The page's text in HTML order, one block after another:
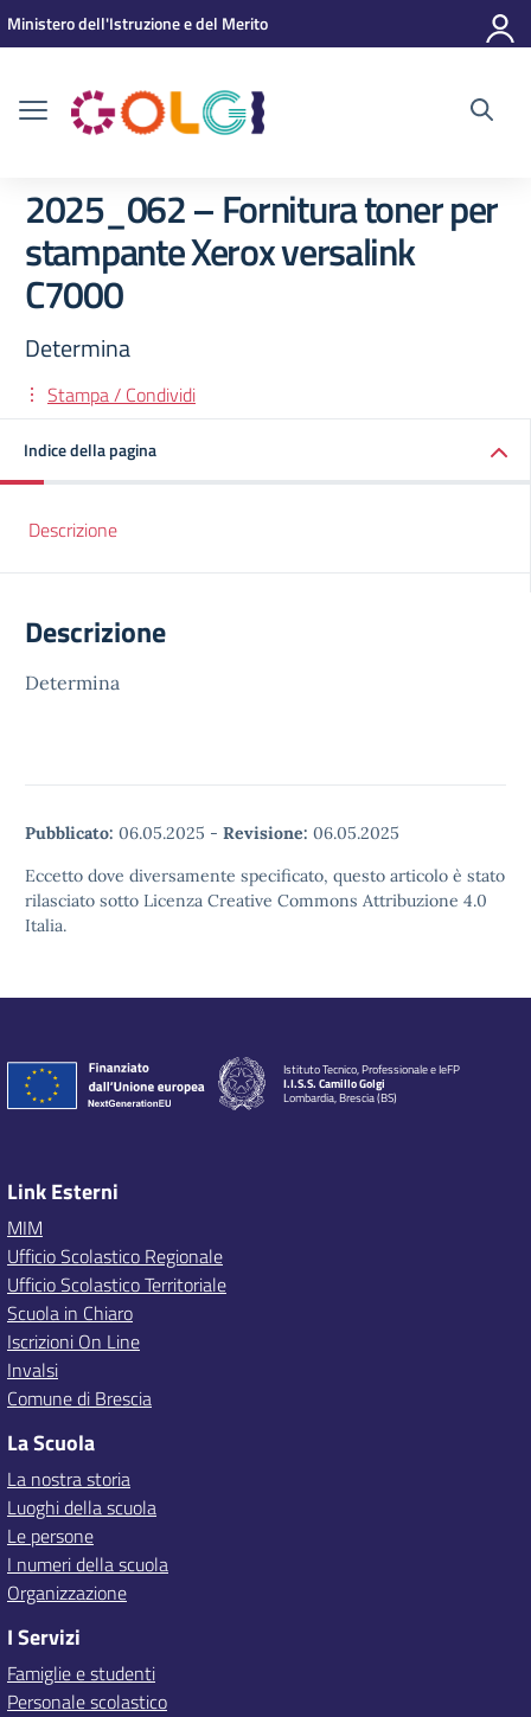
Vai ai contenuti
Vai al menu di navigazione
Vai al footer
Ministero dell'Istruzione e del Merito
2025_062 – Fornitura toner per
stampante Xerox versalink
C7000
Determina
Stampa / Condividi
Indice della pagina
Descrizione
Descrizione
Determina
Pubblicato: 06.05.2025 - Revisione: 06.05.2025
Eccetto dove diversamente specificato, questo articolo è stato
rilasciato sotto Licenza Creative Commons Attribuzione 4.0
Italia.
Istituto Tecnico, Professionale e IeFP
I.I.S.S. Camillo Golgi
Lombardia, Brescia (BS)
Link Esterni
MIM
Ufficio Scolastico Regionale
Ufficio Scolastico Territoriale
Scuola in Chiaro
Iscrizioni On Line
Invalsi
Comune di Brescia
La Scuola
La nostra storia
Luoghi della scuola
Le persone
I numeri della scuola
Organizzazione
I Servizi
Famiglie e studenti
Personale scolastico